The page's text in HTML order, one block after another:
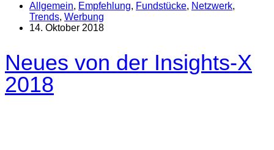
Allgemein, Empfehlung, Fundstücke, Netzwerk,
Trends, Werbung
14. Oktober 2018
Neues von der Insights-X
2018